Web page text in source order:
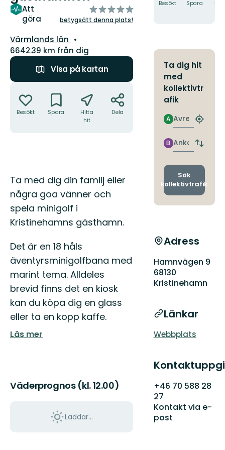
Att
göra
av
5
betygsätt denna plats!
Län:
Värmlands län
6642.39 km från dig
Visa på kartan
Besökt Spara
Hitta
hit
Dela
Beskrivning
Ta med dig din familj eller
några goa vänner och
spela minigolf i
Kristinehamns gästhamn.
Det är en 18 håls
äventyrsminigolfbana med
marint tema. Alldeles
brevid finns det en kiosk
kan du köpa dig en glass
eller ta en kopp kaffe.
Läs mer
Väderprognos (kl. 12.00)
Laddar...
Besökt Spara
Ta dig hit
med
kollektivtr
afik
Avresa
A
Hitta
Ankomst
B
Byt
och
Sök
kollektivtrafik
Adress
Hamnvägen 9
68130
Kristinehamn
Länkar
Webbplats
+46 70 588 28
27
Kontakt via e-
post